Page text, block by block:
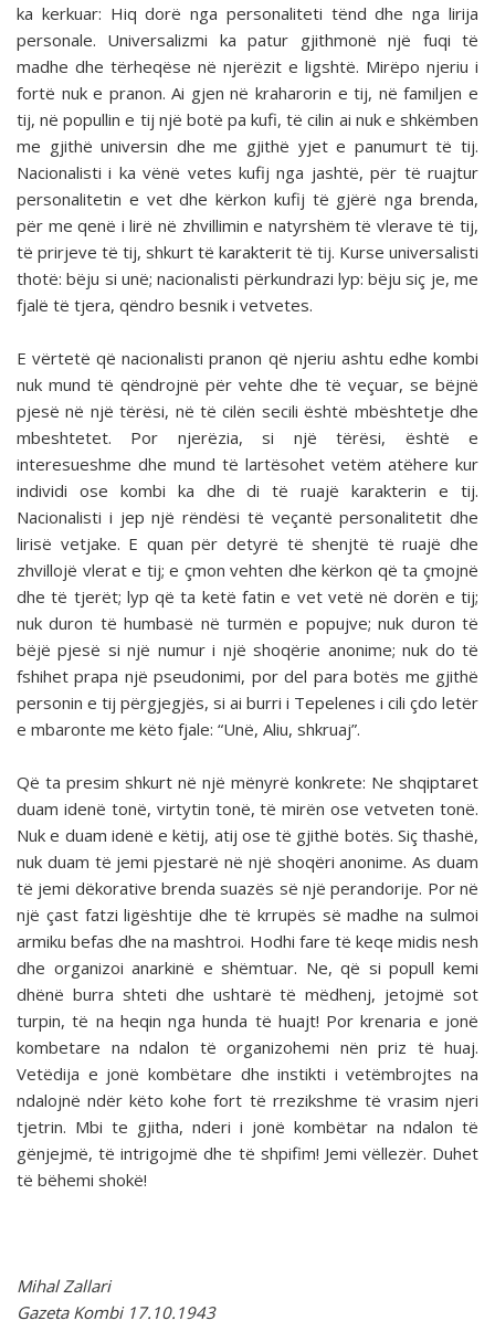
ka kerkuar: Hiq dorë nga personaliteti tënd dhe nga lirija
personale. Universalizmi ka patur gjithmonë një fuqi të
madhe dhe tërheqëse në njerëzit e ligshtë. Mirëpo njeriu i
fortë nuk e pranon. Ai gjen në kraharorin e tij, në familjen e
tij, në popullin e tij një botë pa kufi, të cilin ai nuk e shkëmben
me gjithë universin dhe me gjithë yjet e panumurt të tij.
Nacionalisti i ka vënë vetes kufij nga jashtë, për të ruajtur
personalitetin e vet dhe kërkon kufij të gjërë nga brenda,
për me qenë i lirë në zhvillimin e natyrshëm të vlerave të tij,
të prirjeve të tij, shkurt të karakterit të tij. Kurse universalisti
thotë: bëju si unë; nacionalisti përkundrazi lyp: bëju siç je, me
fjalë të tjera, qëndro besnik i vetvetes.
E vërtetë që nacionalisti pranon që njeriu ashtu edhe kombi
nuk mund të qëndrojnë për vehte dhe të veçuar, se bëjnë
pjesë në një tërësi, në të cilën secili është mbështetje dhe
mbeshtetet. Por njerëzia, si një tërësi, është e
interesueshme dhe mund të lartësohet vetëm atëhere kur
individi ose kombi ka dhe di të ruajë karakterin e tij.
Nacionalisti i jep një rëndësi të veçantë personalitetit dhe
lirisë vetjake. E quan për detyrë të shenjtë të ruajë dhe
zhvillojë vlerat e tij; e çmon vehten dhe kërkon që ta çmojnë
dhe të tjerët; lyp që ta ketë fatin e vet vetë në dorën e tij;
nuk duron të humbasë në turmën e popujve; nuk duron të
bëjë pjesë si një numur i një shoqërie anonime; nuk do të
fshihet prapa një pseudonimi, por del para botës me gjithë
personin e tij përgjegjës, si ai burri i Tepelenes i cili çdo letër
e mbaronte me këto fjale: “Unë, Aliu, shkruaj”.
Që ta presim shkurt në një mënyrë konkrete: Ne shqiptaret
duam idenë tonë, virtytin tonë, të mirën ose vetveten tonë.
Nuk e duam idenë e këtij, atij ose të gjithë botës. Siç thashë,
nuk duam të jemi pjestarë në një shoqëri anonime. As duam
të jemi dëkorative brenda suazës së një perandorije. Por në
një çast fatzi ligështije dhe të krrupës së madhe na sulmoi
armiku befas dhe na mashtroi. Hodhi fare të keqe midis nesh
dhe organizoi anarkinë e shëmtuar. Ne, që si popull kemi
dhënë burra shteti dhe ushtarë të mëdhenj, jetojmë sot
turpin, të na heqin nga hunda të huajt! Por krenaria e jonë
kombetare na ndalon të organizohemi nën priz të huaj.
Vetëdija e jonë kombëtare dhe instikti i vetëmbrojtes na
ndalojnë ndër këto kohe fort të rrezikshme të vrasim njeri
tjetrin. Mbi te gjitha, nderi i jonë kombëtar na ndalon të
gënjejmë, të intrigojmë dhe të shpifim! Jemi vëllezër. Duhet
të bëhemi shokë!
Mihal Zallari
Gazeta Kombi 17.10.1943